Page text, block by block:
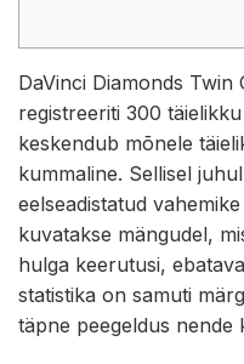
DaVinci Diamonds
registreeriti 300
keskendub mõnele
kummaline. Sellisel
eelseadistatud
kuvatakse mängudel,
hulga keerutusi,
statistika on samuti
täpne peegeldus nende